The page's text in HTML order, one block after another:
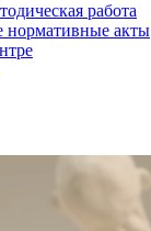
работа
нормативные акты